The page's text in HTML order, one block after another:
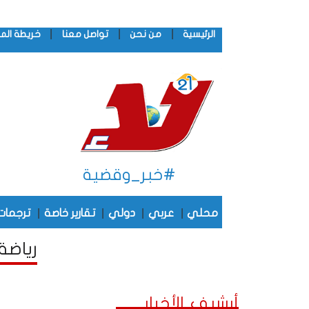
الرئيسية من نحن تواصل معنا خريطة
#خبر_وقضية
محلي عربي دولي تقارير خاصة
أرشيف الأخبار